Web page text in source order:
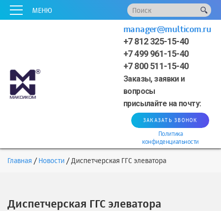
МЕНЮ
+7 812 325-15-40
+7 499 961-15-40
+7 800 511-15-40
Заказы, заявки и
вопросы
присылайте на почту:
manager@multicom.ru
ЗАКАЗАТЬ ЗВОНОК
Политика
конфиденциальности
Главная Новости Диспетчерская ГГС элеватора
Диспетчерская ГГС элеватора
xxxxx